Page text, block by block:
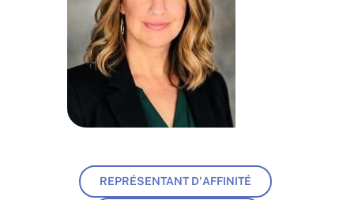
REPRÉSENTANT D'AFFINITÉ